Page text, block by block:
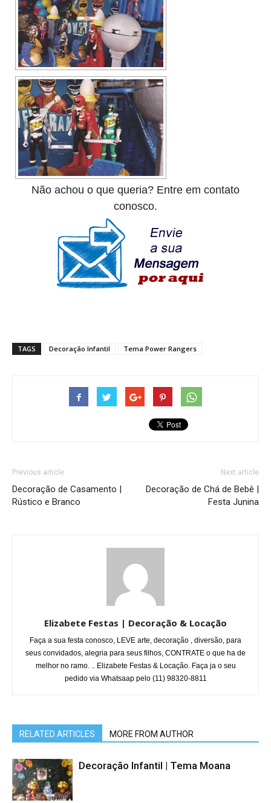
Não achou o que queria? Entre em contato
conosco.
TAGS Decoração Infantil Tema Power Rangers
Previous article
Decoração de Casamento |
Rústico e Branco
Next article
Decoração de Chá de Bebê |
Festa Junina
Elizabete Festas | Decoração & Locação
Faça a sua festa conosco, LEVE arte, decoração , diversão, para
seus convidados, alegria para seus filhos, CONTRATE o que ha de
melhor no ramo. .. Elizabete Festas & Locação. Faça ja o seu
pedido via Whatsaap pelo (11) 98320-8811
RELATED ARTICLES MORE FROM AUTHOR
Decoração Infantil | Tema Moana